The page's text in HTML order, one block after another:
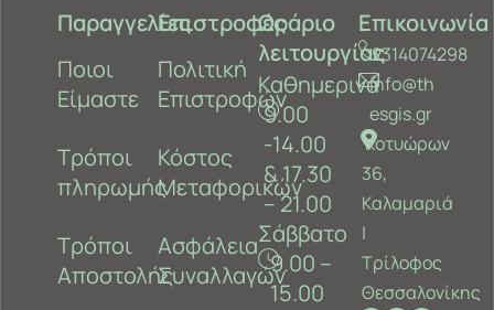
Παραγγελίες
Ποιοι
Είμαστε
Τρόποι
πληρωμής
Τρόποι
Αποστολής
Επιστροφές
Πολιτική
Επιστροφών
Κόστος
Μεταφορικών
Ασφάλεια
Συναλλαγών
Ωράριο
λειτουργίας
Καθημερινά
9.00
-14.00
& 17.30
– 21.00
Σάββατο
9.00 –
15.00
Επικοινωνία
2314074298
info@th
esgis.gr
Κοτυώρων
36,
Καλαμαριά
‎|
Τρίλοφος
Θεσσαλονίκης